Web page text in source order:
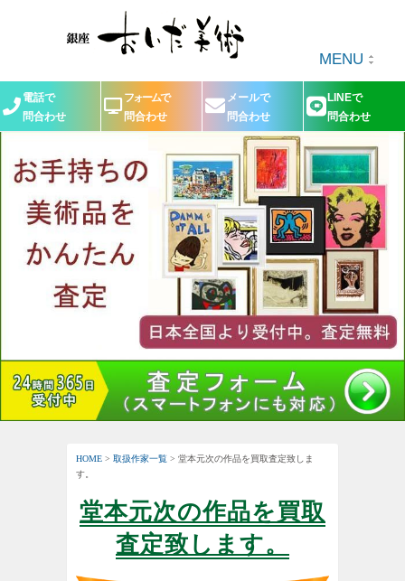
MENU
電話で
問合わせ
フォームで
問合わせ
メールで
問合わせ
LINEで
問合わせ
HOME > 取扱作家一覧 > 堂本元次の作品を買取査定致しま
す。
堂本元次の作品を買取
査定致します。